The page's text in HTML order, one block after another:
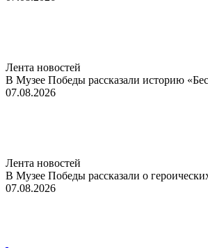
Лента новостей
В Музее Победы рассказали историю
07.08.2026
Лента новостей
В Музее Победы рассказали о
07.08.2026